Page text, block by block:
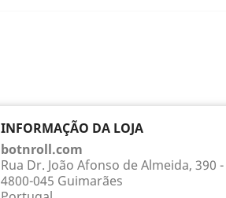
INFORMAÇÃO DA LOJA
botnroll.com
Rua Dr. João Afonso de Almeida, 390
4800-045 Guimarães